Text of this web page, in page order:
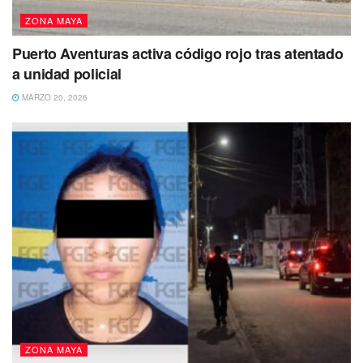
La joven fue reportada como desaparecida el 7 de mayo
de 2023. Hasta el momento se presume como persona no
localizada, de tal forma que se ha activado una ficha de
búsqueda en la Fiscalía General del Estado (FGE).
La persona es de complexión delgada, es
ZONA MAYA
Puerto Aventuras activa código rojo tras atentado
a unidad policial
MARZO 20, 2026
ZONA MAYA